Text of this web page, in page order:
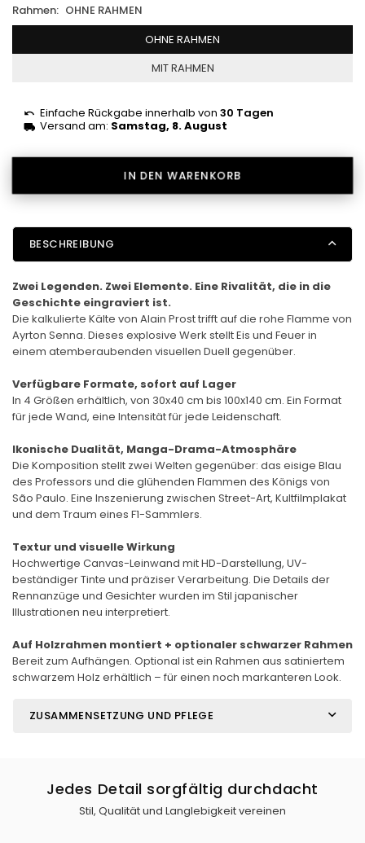
Rahmen: OHNE RAHMEN
OHNE RAHMEN
MIT RAHMEN
Einfache Rückgabe innerhalb von 30 Tagen
Versand am: Samstag, 8. August
IN DEN WARENKORB
BESCHREIBUNG
Zwei Legenden. Zwei Elemente. Eine Rivalität, die in die
Geschichte eingraviert ist.
Die kalkulierte Kälte von Alain Prost trifft auf die rohe Flamme von
Ayrton Senna. Dieses explosive Werk stellt Eis und Feuer in
einem atemberaubenden visuellen Duell gegenüber.
Verfügbare Formate, sofort auf Lager
In 4 Größen erhältlich, von 30x40 cm bis 100x140 cm. Ein Format
für jede Wand, eine Intensität für jede Leidenschaft.
Ikonische Dualität, Manga-Drama-Atmosphäre
Die Komposition stellt zwei Welten gegenüber: das eisige Blau
des Professors und die glühenden Flammen des Königs von
São Paulo. Eine Inszenierung zwischen Street-Art, Kultfilmplakat
und dem Traum eines F1-Sammlers.
Textur und visuelle Wirkung
Hochwertige Canvas-Leinwand mit HD-Darstellung, UV-
beständiger Tinte und präziser Verarbeitung. Die Details der
Rennanzüge und Gesichter wurden im Stil japanischer
Illustrationen neu interpretiert.
Auf Holzrahmen montiert + optionaler schwarzer Rahmen
Bereit zum Aufhängen. Optional ist ein Rahmen aus satiniertem
schwarzem Holz erhältlich – für einen noch markanteren Look.
ZUSAMMENSETZUNG UND PFLEGE
Jedes Detail sorgfältig durchdacht
Stil, Qualität und Langlebigkeit vereinen